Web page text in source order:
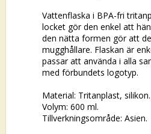
Vattenflaska i BPA-fri
locket gör den enkel att
den nätta formen gör att
mugghållare. Flaskan är
passar att använda i alla
med förbundets logotyp.
Material: Tritanplast, silikon.
Volym: 600 ml.
Tillverkningsområde: Asien.